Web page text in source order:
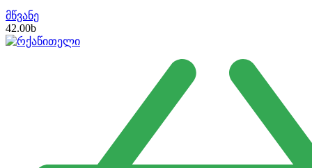
მწვანე
42.00b